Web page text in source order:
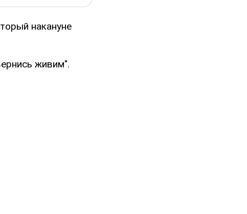
накануне
живим".